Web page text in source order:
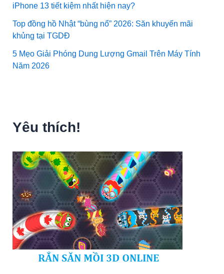
iPhone 13 tiết kiệm nhất hiện nay?
Top đồng hồ Nhật “bùng nổ” 2026: Săn khuyến mãi
khủng tại TGDĐ
5 Mẹo Giải Phóng Dung Lượng Gmail Trên Máy Tính
Năm 2026
Yêu thích!